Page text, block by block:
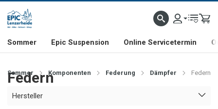
& FREERIDE-SPEZIALIST SCHWEIZER FIRMA SHOP & SHOWROOM IN
Sommer Epic Suspension Online Servicetermin
Sommer Komponenten Federung Dämpfer Federn
Federn
Hersteller